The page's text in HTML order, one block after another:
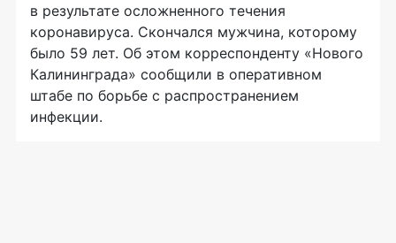
в результате осложненного течения
коронавируса. Скончался мужчина, которому
было 59 лет. Об этом корреспонденту «Нового
Калининграда» сообщили в оперативном
штабе по борьбе с распространением
инфекции.